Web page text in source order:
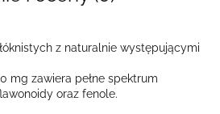
z naturalnie występującymi
mg zawiera pełne spektrum
oraz fenole.